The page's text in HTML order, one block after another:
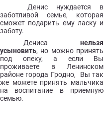
Денис нуждается в
заботливой семье, которая
сможет подарить ему ласку и
заботу.
Дениса нельзя
усыновить, но можно принять
под опеку, а если Вы
проживаете в Ленинском
районе города Гродно, Вы так
же можете принять мальчика
на воспитание в приемную
семью.